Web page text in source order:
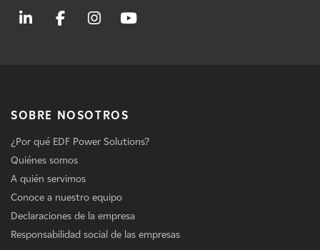
SOBRE NOSOTROS
¿Por qué EDF Power Solutions?
Quiénes somos
A quién servimos
Conoce a nuestro equipo
Declaraciones de la empresa
Responsabilidad social de las empresas